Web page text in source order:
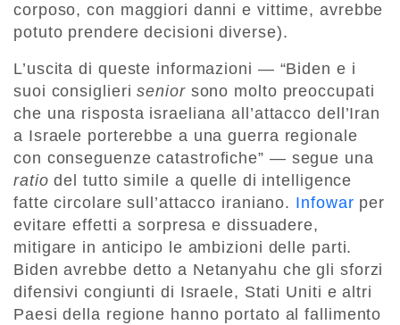
corposo, con maggiori danni e vittime, avrebbe
potuto prendere decisioni diverse).
L’uscita di queste informazioni — “Biden e i
suoi consiglieriseniorsono molto preoccupati
che una risposta israeliana all’attacco dell’Iran
a Israele porterebbe a una guerra regionale
con conseguenze catastrofiche” — segue una
ratio del tutto simile a quelle di intelligence
fatte circolare sull’attacco iraniano. Infowar per
evitare effetti a sorpresa e dissuadere,
mitigare in anticipo le ambizioni delle parti.
Biden avrebbe detto a Netanyahu che gli sforzi
difensivi congiunti di Israele, Stati Uniti e altri
Paesi della regione hanno portato al fallimento